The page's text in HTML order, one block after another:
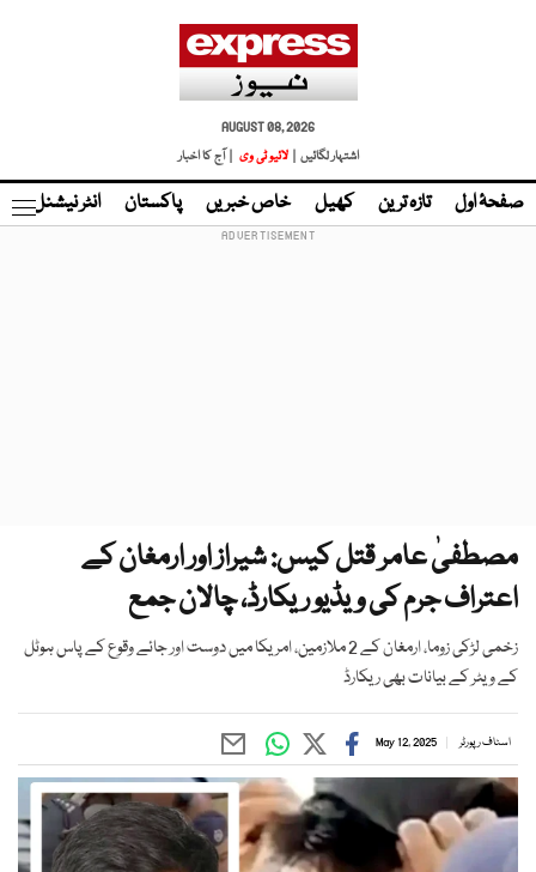
AUGUST 08, 2026
اشتہار لگائیں |
لائیو ٹی وی | آج کا اخبار
صفحۂ اول تازہ ترین کھیل خاص خبریں پاکستان انٹر نیشنل
مصطفیٰ عامر قتل کیس: شیراز اور ارمغان کے
اعتراف جرم کی ویڈیو ریکارڈ، چالان جمع
زخمی لڑکی زوما، ارمغان کے 2 ملازمین، امریکا میں دوست اور جائے وقوع کے پاس ہوٹل
کے ویٹر کے بیانات بھی ریکارڈ
اسٹاف رپورٹر May 12, 2025